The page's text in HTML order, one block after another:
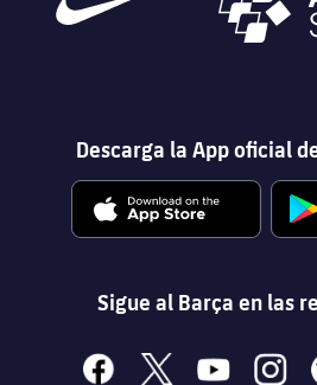
Descarga la App oficial
Sigue al Barça en las
facebook
x youtube